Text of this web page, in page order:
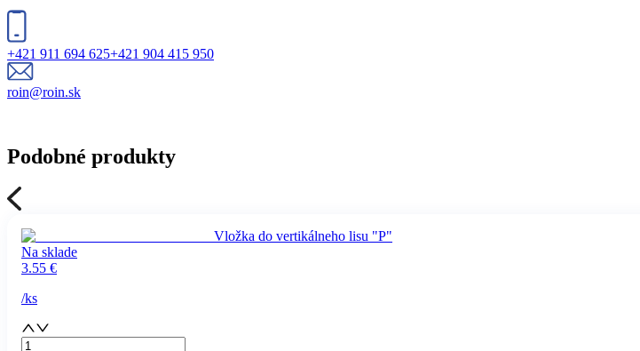
+421 911 694 625+421 904 415 950
roin@roin.sk
Podobné produkty
Vložka do vertikálneho lisu "P"
Na sklade
3.55 €
/ks